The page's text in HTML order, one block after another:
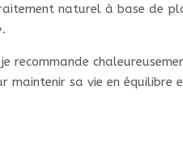
naturel à base de
je recommande
maintenir sa vie en équilibre